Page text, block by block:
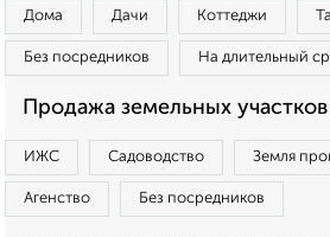
Дома Дачи Коттеджи
Без посредников На длительный
Продажа земельных
ИЖС Садоводство Земля
Агенство Без посредников